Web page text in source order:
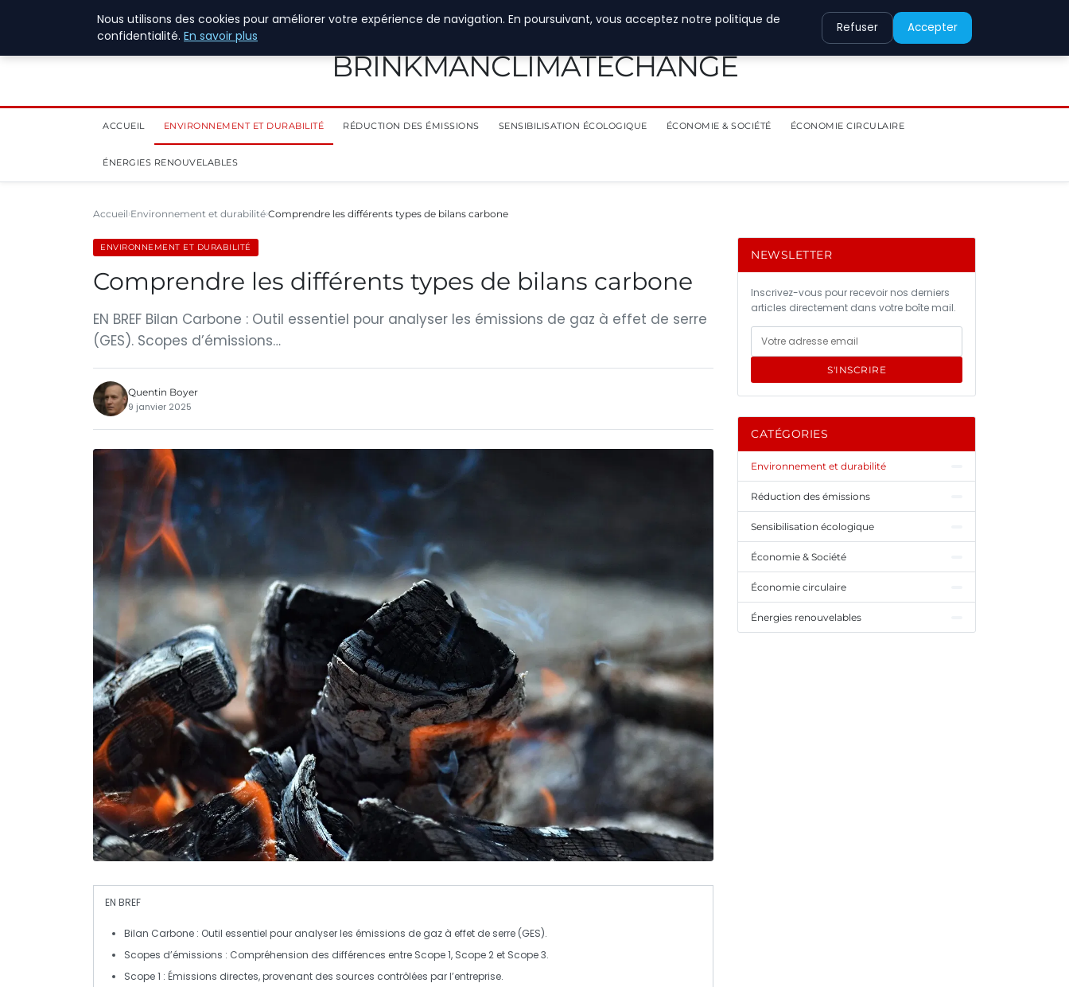
28 juillet 2026
BRINKMANCLIMATECHANGE
ACCUEIL ENVIRONNEMENT ET DURABILITÉ RÉDUCTION DES ÉMISSIONS SENSIBILISATION ÉCOLOGIQUE ÉCONOMIE & SOCIÉTÉ ÉCONOMIE CIRCULAIRE
ÉNERGIES RENOUVELABLES
Accueil Environnement et durabilité Comprendre les différents types de bilans carbone
ENVIRONNEMENT ET DURABILITÉ
Comprendre les différents types de bilans carbone
EN BREF Bilan Carbone : Outil essentiel pour analyser les émissions de gaz à effet de serre
(GES). Scopes d’émissions…
Quentin Boyer
9 janvier 2025
EN BREF
Bilan Carbone : Outil essentiel pour analyser les émissions de gaz à effet de serre (GES).
Scopes d’émissions : Compréhension des différences entre Scope 1, Scope 2 et Scope 3.
Scope 1 : Émissions directes, provenant des sources contrôlées par l’entreprise.
NEWSLETTER
Inscrivez-vous pour recevoir nos derniers
articles directement dans votre boîte mail.
S'INSCRIRE
CATÉGORIES
Environnement et durabilité
Réduction des émissions
Sensibilisation écologique
Économie & Société
Économie circulaire
Énergies renouvelables
Nous utilisons des cookies pour améliorer votre expérience de navigation. En poursuivant, vous acceptez notre politique de
confidentialité. En savoir plus
Refuser Accepter